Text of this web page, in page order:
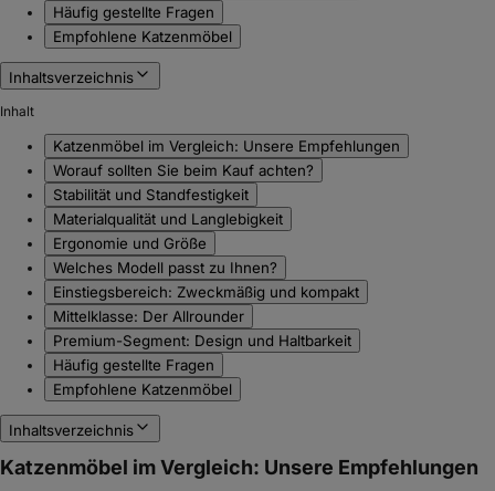
Häufig gestellte Fragen
Empfohlene Katzenmöbel
Inhaltsverzeichnis
Inhalt
Katzenmöbel im Vergleich: Unsere Empfehlungen
Worauf sollten Sie beim Kauf achten?
Stabilität und Standfestigkeit
Materialqualität und Langlebigkeit
Ergonomie und Größe
Welches Modell passt zu Ihnen?
Einstiegsbereich: Zweckmäßig und kompakt
Mittelklasse: Der Allrounder
Premium-Segment: Design und Haltbarkeit
Häufig gestellte Fragen
Empfohlene Katzenmöbel
Inhaltsverzeichnis
Katzenmöbel im Vergleich: Unsere Empfehlungen